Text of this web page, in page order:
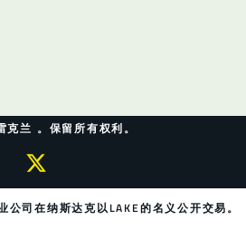
兰 。保留所有权利。
公司在纳斯达克以LAKE的名义公开交易。